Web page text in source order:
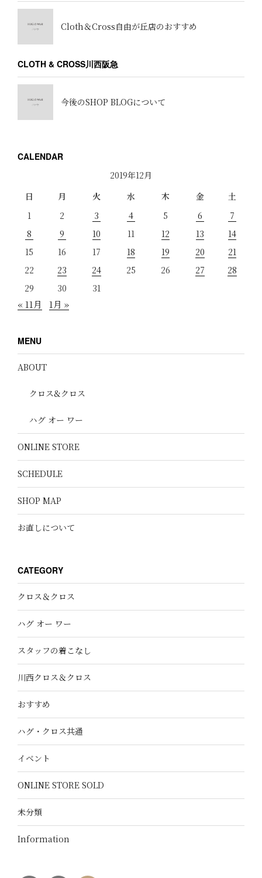
Cloth＆Cross自由が丘店のおすすめ
CLOTH & CROSS川西阪急
今後のSHOP BLOGについて
CALENDAR
2019年12月
日
月 火 水 木 金
土
1
2 3 4 5 6
7
8
9 10 11 12 13
14
15
16 17 18 19 20
21
22
23 24 25 26 27
28
29
30 31
« 11月 1月 »
MENU
ABOUT
クロス&クロス
ハグ オー ワー
ONLINE STORE
SCHEDULE
SHOP MAP
お直しについて
CATEGORY
クロス＆クロス
ハグ オー ワー
スタッフの着こなし
川西クロス＆クロス
おすすめ
ハグ・クロス共通
イベント
ONLINE STORE SOLD
未分類
Information